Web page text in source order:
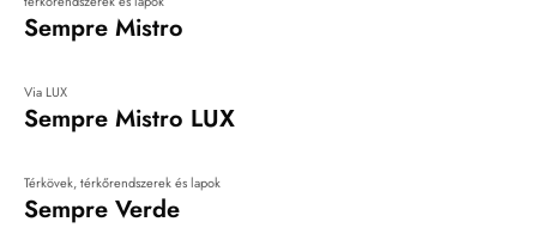
Sempre Mistro
Via LUX
Sempre Mistro LUX
Térkövek, térkőrendszerek és lapok
Sempre Verde